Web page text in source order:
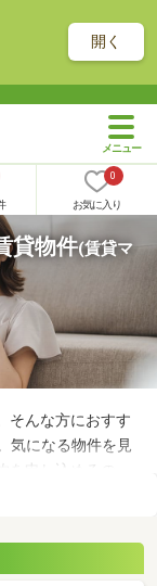
開く
0
お気に入り
貸物件(賃貸マ
そんな方におすす
気になる物件を見
申し込めるの
のお部屋を実際に